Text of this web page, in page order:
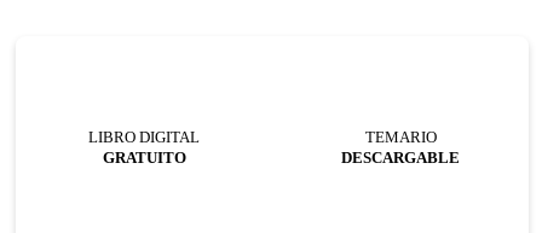
LIBRO DIGITAL
GRATUITO
TEMARIO
DESCARGABLE